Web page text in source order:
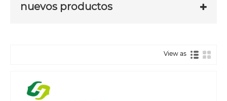
nuevos productos
View as